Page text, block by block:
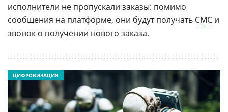
исполнители не пропускали заказы: помимо
сообщения на платформе, они будут получать СМС и
звонок о получении нового заказа.
ЦИФРОВИЗАЦИЯ